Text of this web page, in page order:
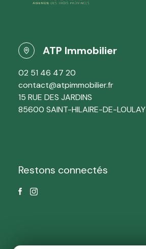
ATP Immobilier
02 51 46 47 20
contact@atpimmobilier.fr
15 RUE DES JARDINS
85600 SAINT-HILAIRE-DE-LOULAY
Restons connectés